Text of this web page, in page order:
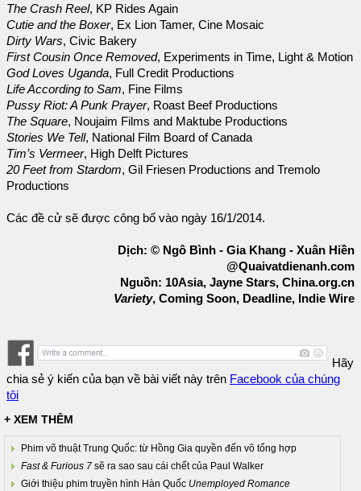
The Crash Reel, KP Rides Again
Cutie and the Boxer, Ex Lion Tamer, Cine Mosaic
Dirty Wars, Civic Bakery
First Cousin Once Removed, Experiments in Time, Light & Motion
God Loves Uganda, Full Credit Productions
Life According to Sam, Fine Films
Pussy Riot: A Punk Prayer, Roast Beef Productions
The Square, Noujaim Films and Maktube Productions
Stories We Tell, National Film Board of Canada
Tim’s Vermeer, High Delft Pictures
20 Feet from Stardom, Gil Friesen Productions and Tremolo
Productions
Các đề cử sẽ được công bố vào ngày 16/1/2014.
Dịch: © Ngô Bình - Gia Khang - Xuân Hiền
@Quaivatdienanh.com
Nguồn: 10Asia, Jayne Stars, China.org.cn
Variety, Coming Soon, Deadline, Indie Wire
Hãy
chia sẻ ý kiến của bạn về bài viết này trên Facebook của chúng
tôi
+ XEM THÊM
Phim võ thuật Trung Quốc: từ Hồng Gia quyền đến võ tổng hợp
Fast & Furious 7 sẽ ra sao sau cái chết của Paul Walker
Giới thiệu phim truyền hình Hàn Quốc Unemployed Romance